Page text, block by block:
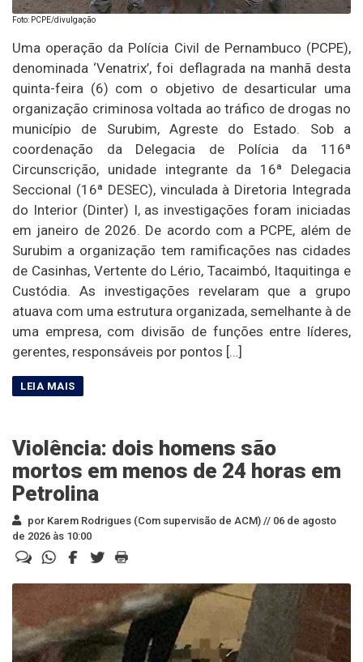
Foto: PCPE/divulgação
Uma operação da Polícia Civil de Pernambuco (PCPE),
denominada ‘Venatrix’, foi deflagrada na manhã desta
quinta-feira (6) com o objetivo de desarticular uma
organização criminosa voltada ao tráfico de drogas no
município de Surubim, Agreste do Estado. Sob a
coordenação da Delegacia de Polícia da 116ª
Circunscrição, unidade integrante da 16ª Delegacia
Seccional (16ª DESEC), vinculada à Diretoria Integrada
do Interior (Dinter) I, as investigações foram iniciadas
em janeiro de 2026. De acordo com a PCPE, além de
Surubim a organização tem ramificações nas cidades
de Casinhas, Vertente do Lério, Tacaimbó, Itaquitinga e
Custódia. As investigações revelaram que a grupo
atuava com uma estrutura organizada, semelhante à de
uma empresa, com divisão de funções entre líderes,
gerentes, responsáveis por pontos […]
Violência: dois homens são
mortos em menos de 24 horas em
Petrolina
por Karem Rodrigues (Com supervisão de ACM) // 06 de agosto
de 2026 às 10:00